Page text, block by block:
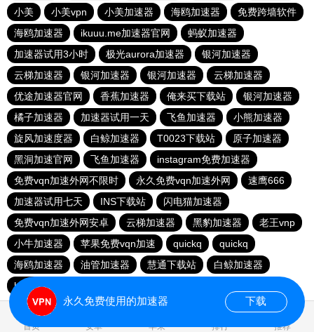
小美
小美vpn 小美加速器 海鸥加速器
免费跨墙软件
海鸥加速器
ikuuu.me加速器官网
蚂蚁加速器
加速器试用3小时
极光aurora加速器
银河加速器
云梯加速器
银河加速器 银河加速器
云梯加速器
优途加速器官网
香蕉加速器 俺来买下载站
银河加速器
橘子加速器
加速器试用一天 飞鱼加速器
小熊加速器
旋风加速度器
白鲸加速器 T0023下载站
原子加速器
黑洞加速官网
飞鱼加速器
instagram免费加速器
免费vqn加速外网不限时
永久免费vqn加速外网
速鹰666
加速器试用七天
INS下载站
闪电猫加速器
免费vqn加速外网安卓
云梯加速器 黑豹加速器
老王vnp
小牛加速器
苹果免费vqn加速 quickq
quickq
海鸥加速器
油管加速器 慧通下载站
白鲸加速器
hammer加速器
首页 安卓 苹果 排行 推荐
永久免费使用的加速器 下载
0.035684s